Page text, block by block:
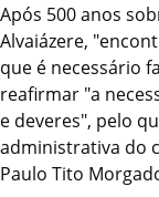
Após 500 anos
Alvaiázere,
que é necessário
reafirmar "a
e deveres", pelo
administrativa do
Paulo Tito